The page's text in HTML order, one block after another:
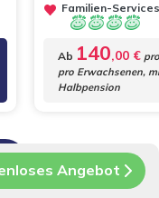
Familien-
Ab 140,00 €
pro Erwachsenen,
Halbpension
Angebot